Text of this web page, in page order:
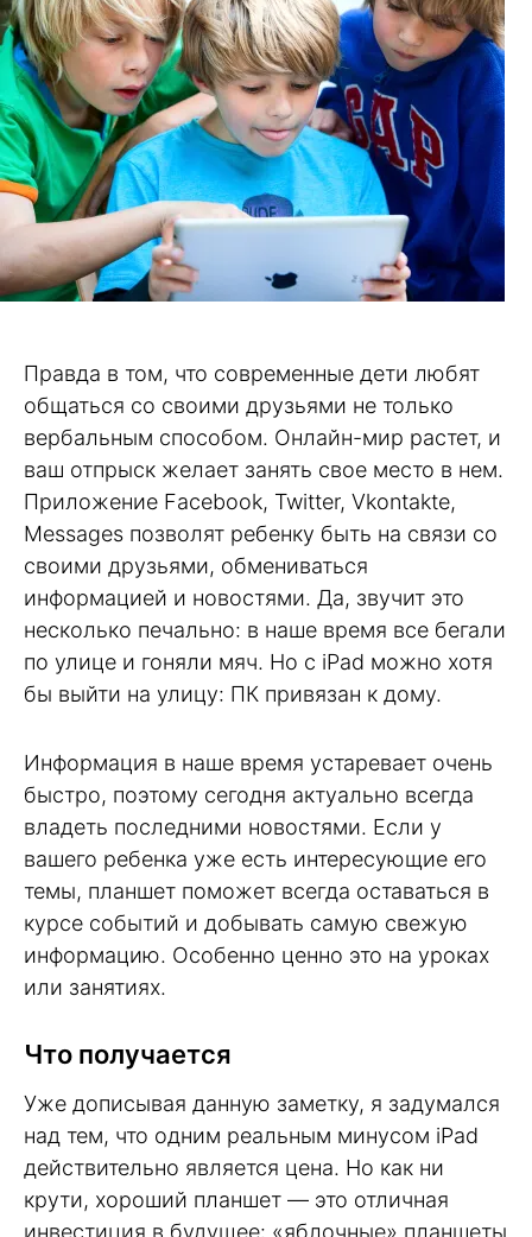
Правда в том, что современные дети любят
общаться со своими друзьями не только
вербальным способом. Онлайн-мир растет, и
ваш отпрыск желает занять свое место в нем.
Приложение Facebook, Twitter, Vkontakte,
Messages позволят ребенку быть на связи со
своими друзьями, обмениваться
информацией и новостями. Да, звучит это
несколько печально: в наше время все бегали
по улице и гоняли мяч. Но с iPad можно хотя
бы выйти на улицу: ПК привязан к дому.
Информация в наше время устаревает очень
быстро, поэтому сегодня актуально всегда
владеть последними новостями. Если у
вашего ребенка уже есть интересующие его
темы, планшет поможет всегда оставаться в
курсе событий и добывать самую свежую
информацию. Особенно ценно это на уроках
или занятиях.
Что получается
Уже дописывая данную заметку, я задумался
над тем, что одним реальным минусом iPad
действительно является цена. Но как ни
крути, хороший планшет — это отличная
инвестиция в будущее: «яблочные» планшеты